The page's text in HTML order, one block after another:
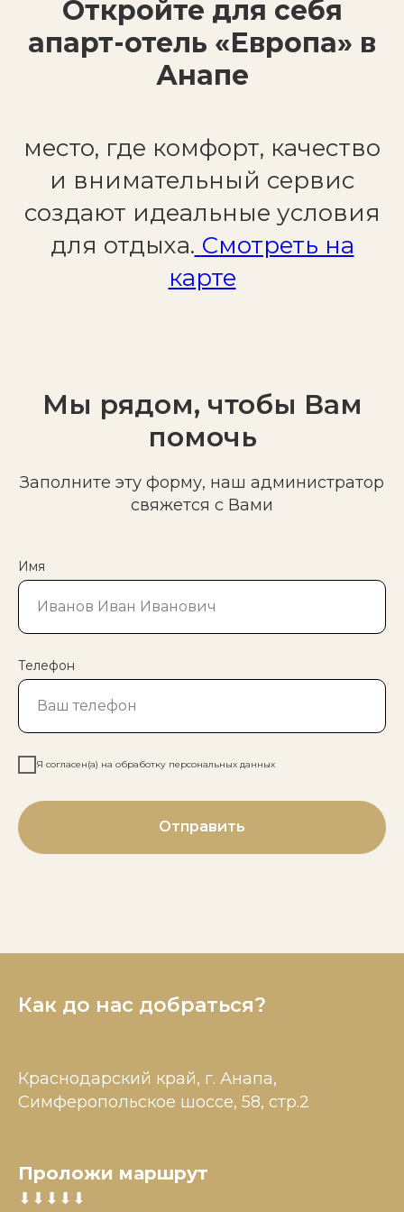
Откройте для себя
апарт-отель «Европа» в
Анапе
место, где комфорт, качество
и внимательный сервис
создают идеальные условия
для отдыха. Смотреть на
карте
Мы рядом, чтобы Вам
помочь
Заполните эту форму, наш администратор
свяжется с Вами
Имя
Телефон
Я согласен(а) на обработку персональных данных
Отправить
Как до нас добраться?
Краснодарский край, г. Анапа,
Симферопольское шоссе, 58, стр.2
Проложи маршрут
⬇⬇⬇⬇⬇